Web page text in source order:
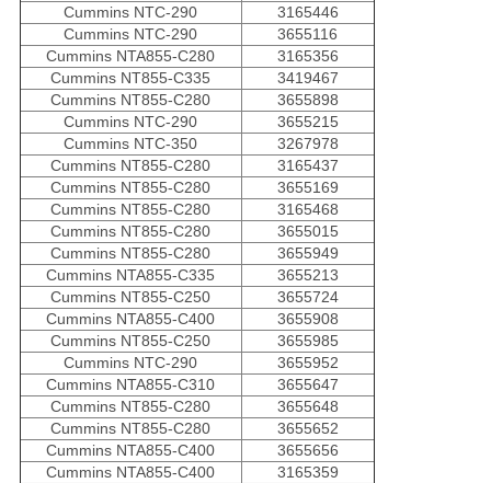
Cummins NTC-290
3165446
Cummins NTC-290
3655116
Cummins NTA855-C280
3165356
Cummins NT855-C335
3419467
Cummins NT855-C280
3655898
Cummins NTC-290
3655215
Cummins NTC-350
3267978
Cummins NT855-C280
3165437
Cummins NT855-C280
3655169
Cummins NT855-C280
3165468
Cummins NT855-C280
3655015
Cummins NT855-C280
3655949
Cummins NTA855-C335
3655213
Cummins NT855-C250
3655724
Cummins NTA855-C400
3655908
Cummins NT855-C250
3655985
Cummins NTC-290
3655952
Cummins NTA855-C310
3655647
Cummins NT855-C280
3655648
Cummins NT855-C280
3655652
Cummins NTA855-C400
3655656
Cummins NTA855-C400
3165359